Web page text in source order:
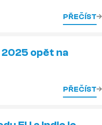
PŘEČÍST
opět na
PŘEČÍST